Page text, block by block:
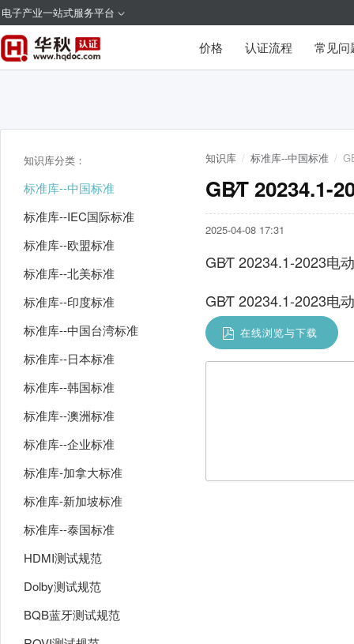
电子产业一站式服务平台
价格 认证流程 常见问
知识库分类：
标准库--中国标准
标准库--IEC国际标准
标准库--欧盟标准
标准库--北美标准
标准库--印度标准
标准库--中国台湾标准
标准库--日本标准
标准库--韩国标准
标准库--澳洲标准
标准库--企业标准
标准库-加拿大标准
标准库-新加坡标准
标准库--泰国标准
HDMI测试规范
Dolby测试规范
BQB蓝牙测试规范
知识库 / 标准库--中国标准 /
GB∕T 20234.1-
2025-04-08 17:31
GB∕T 20234.1-2023电
GB∕T 20234.1-2023电
在线浏览与下载